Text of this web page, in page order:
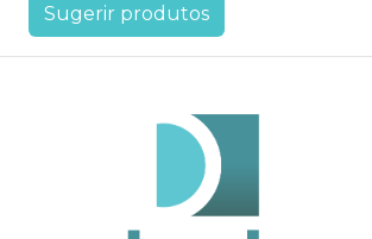
Sugerir produtos